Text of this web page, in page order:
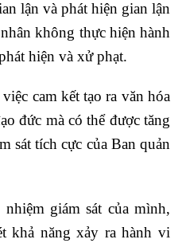
lận và phát hiện gian lận
không thực hiện hành
hiện và xử phạt.
cam kết tạo ra văn hóa
đức mà có thể được tăng
sát tích cực của Ban quản
giám sát của mình,
khả năng xảy ra hành vi